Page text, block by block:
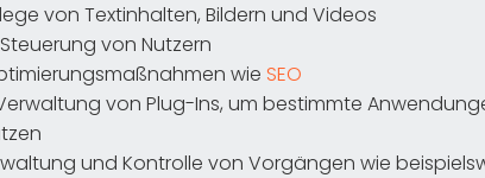
von Textinhalten, Bildern und Videos
von Nutzern
wie SEO
von Plug-Ins, um bestimmte
und Kontrolle von Vorgängen wie